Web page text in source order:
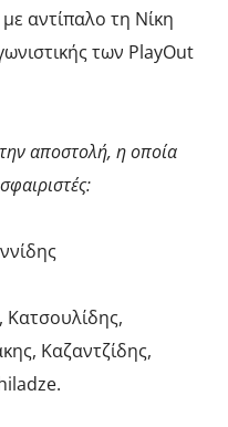
αντίπαλο τη Νίκη
των PlayOut
αποστολή, η οποία
Κατσουλίδης,
Καζαντζίδης,